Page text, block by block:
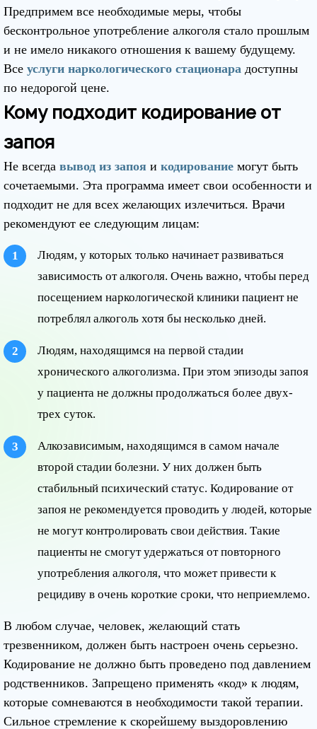
Предпримем все необходимые меры, чтобы
бесконтрольное употребление алкоголя стало прошлым
и не имело никакого отношения к вашему будущему.
Все услуги наркологического стационара доступны
по недорогой цене.
Кому подходит кодирование от
запоя
Не всегда вывод из запоя и кодирование могут быть
сочетаемыми. Эта программа имеет свои особенности и
подходит не для всех желающих излечиться. Врачи
рекомендуют ее следующим лицам:
Людям, у которых только начинает развиваться
зависимость от алкоголя. Очень важно, чтобы перед
посещением наркологической клиники пациент не
потреблял алкоголь хотя бы несколько дней.
Людям, находящимся на первой стадии
хронического алкоголизма. При этом эпизоды запоя
у пациента не должны продолжаться более двух-
трех суток.
Алкозависимым, находящимся в самом начале
второй стадии болезни. У них должен быть
стабильный психический статус. Кодирование от
запоя не рекомендуется проводить у людей, которые
не могут контролировать свои действия. Такие
пациенты не смогут удержаться от повторного
употребления алкоголя, что может привести к
рецидиву в очень короткие сроки, что неприемлемо.
В любом случае, человек, желающий стать
трезвенником, должен быть настроен очень серьезно.
Кодирование не должно быть проведено под давлением
родственников. Запрещено применять «код» к людям,
которые сомневаются в необходимости такой терапии.
Сильное стремление к скорейшему выздоровлению